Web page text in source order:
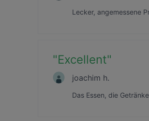
Lecker, angemessene
"Excellent"
joachim h.
Das Essen, die